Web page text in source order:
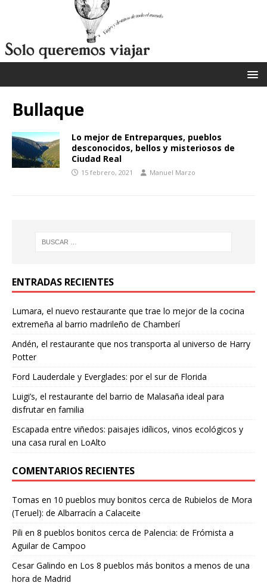
Bullaque
Lo mejor de Entreparques, pueblos
desconocidos, bellos y misteriosos de
Ciudad Real
15 febrero, 2021 Manuel Marzo
ENTRADAS RECIENTES
Lumara, el nuevo restaurante que trae lo mejor de la cocina
extremeña al barrio madrileño de Chamberí
Andén, el restaurante que nos transporta al universo de Harry
Potter
Ford Lauderdale y Everglades: por el sur de Florida
Luigi’s, el restaurante del barrio de Malasaña ideal para
disfrutar en familia
Escapada entre viñedos: paisajes idílicos, vinos ecológicos y
una casa rural en LoAlto
COMENTARIOS RECIENTES
Tomas en 10 pueblos muy bonitos cerca de Rubielos de Mora
(Teruel): de Albarracín a Calaceite
Pili en 8 pueblos bonitos cerca de Palencia: de Frómista a
Aguilar de Campoo
Cesar Galindo en Los 8 pueblos más bonitos a menos de una
hora de Madrid